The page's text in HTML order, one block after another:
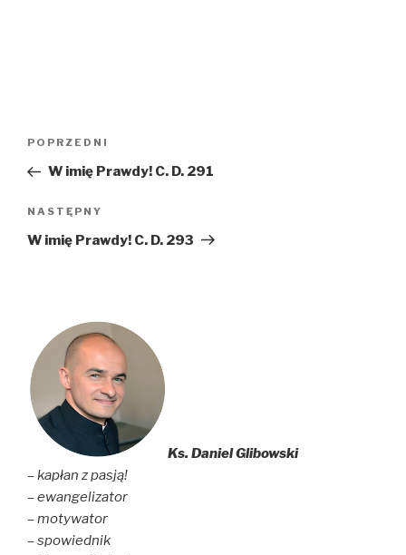
Poprzedni
wpis
POPRZEDNI
W imię Prawdy! C. D. 291
Następny
wpis
NASTĘPNY
W imię Prawdy! C. D. 293
Ks. Daniel Glibowski
– kapłan z pasją!
– ewangelizator
– motywator
– spowiednik